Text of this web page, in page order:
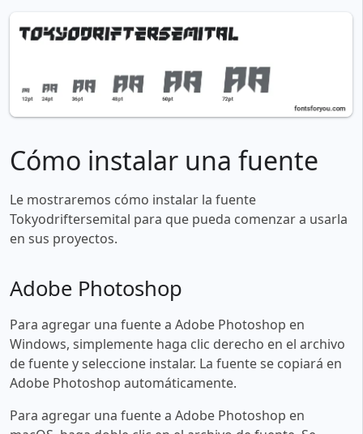
Cómo instalar una fuente
Le mostraremos cómo instalar la fuente
Tokyodriftersemital para que pueda comenzar a usarla
en sus proyectos.
Adobe Photoshop
Para agregar una fuente a Adobe Photoshop en
Windows, simplemente haga clic derecho en el archivo
de fuente y seleccione instalar. La fuente se copiará en
Adobe Photoshop automáticamente.
Para agregar una fuente a Adobe Photoshop en